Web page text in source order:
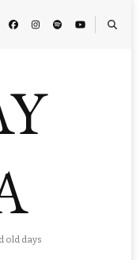
old days